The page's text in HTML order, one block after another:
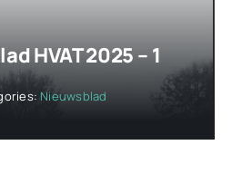
HVAT 2025 – 1
Nieuwsblad